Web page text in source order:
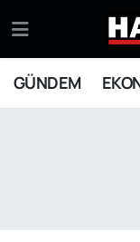
GÜNDEM
EKONOMİ
Eskişehir
Eskişehir